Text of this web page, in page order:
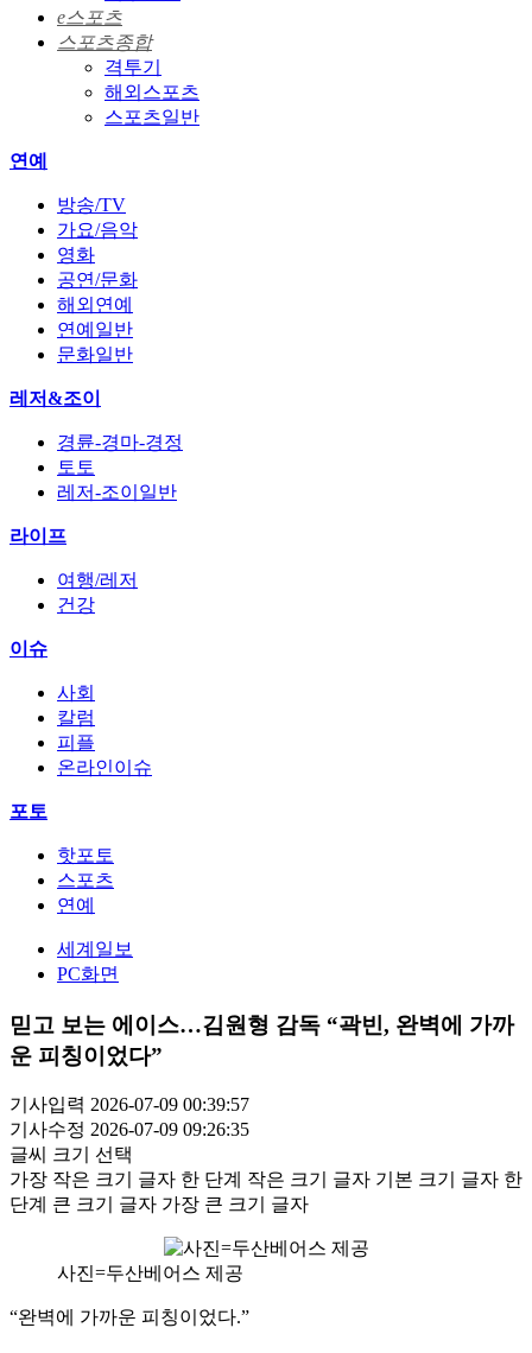
e스포츠
스포츠종합
격투기
해외스포츠
스포츠일반
연예
방송/TV
가요/음악
영화
공연/문화
해외연예
연예일반
문화일반
레저&조이
경륜-경마-경정
토토
레저-조이일반
라이프
여행/레저
건강
이슈
사회
칼럼
피플
온라인이슈
포토
핫포토
스포츠
연예
세계일보
PC화면
믿고 보는 에이스…김원형 감독 “곽빈, 완벽에 가까
운 피칭이었다”
기사입력 2026-07-09 00:39:57
기사수정 2026-07-09 09:26:35
글씨 크기 선택
가장 작은 크기 글자 한 단계 작은 크기 글자 기본 크기 글자 한
단계 큰 크기 글자 가장 큰 크기 글자
사진=두산베어스 제공
“완벽에 가까운 피칭이었다.”